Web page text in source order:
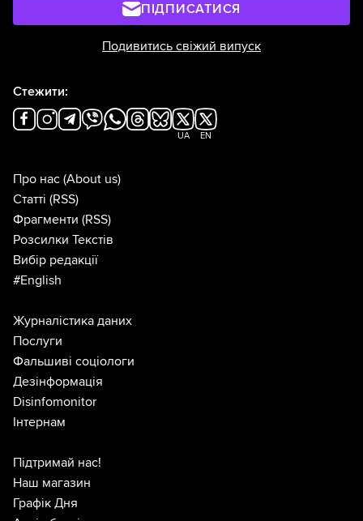
ПІДПИСАТИСЯ
Подивитись свіжий випуск
Стежити:
UA EN
Про нас (About us)
Статті (RSS)
Фрагменти (RSS)
Розсилки Текстів
Вибір редакції
#English
Журналістика даних
Послуги
Фальшиві соціологи
Дезінформація
Disinfomonitor
Інтернам
Підтримай нас!
Наш магазин
Графік Дня